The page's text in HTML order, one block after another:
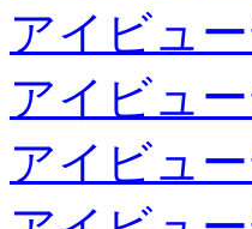
アイビュ
アイビュ
アイビュ